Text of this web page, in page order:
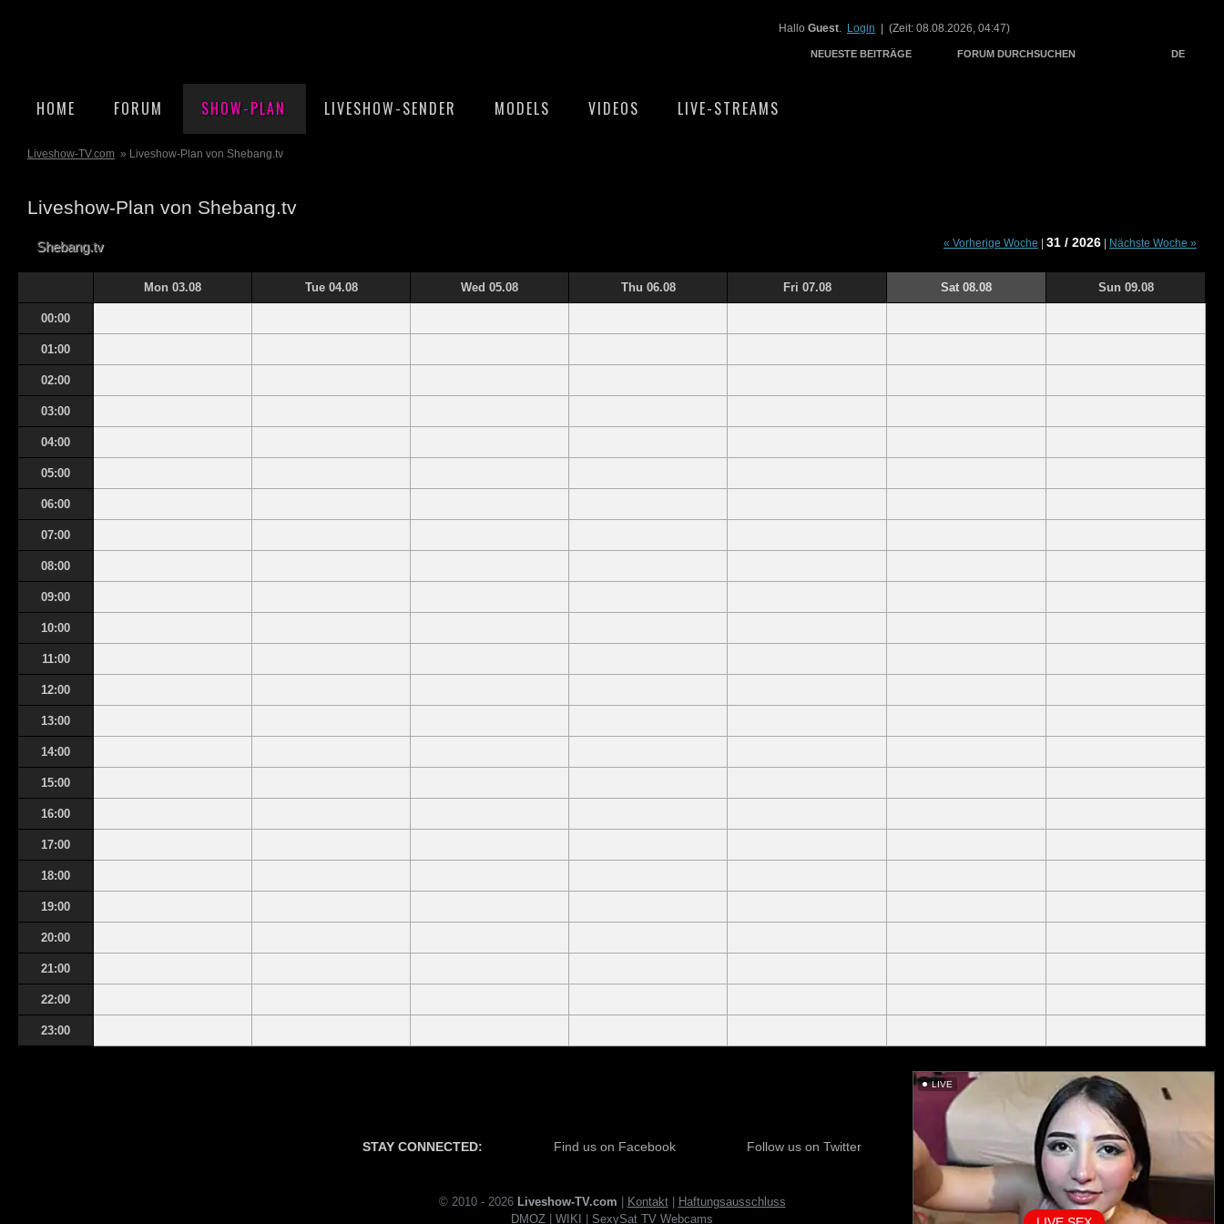
LIVE
Hallo Guest. Login | (Zeit: 08.08.2026, 04:47)
NEUESTE BEITRÄGE FORUM DURCHSUCHEN DE
HOME FORUM SHOW-PLAN LIVESHOW-SENDER MODELS VIDEOS LIVE-STREAMS
Liveshow-TV.com » Liveshow-Plan von Shebang.tv
Liveshow-Plan von Shebang.tv
« Vorherige Woche | 31 / 2026 | Nächste Woche »
Shebang.tv
Mon 03.08 Tue 04.08 Wed 05.08 Thu 06.08 Fri 07.08 Sat 08.08 Sun 09.08
00:00
01:00
02:00
03:00
04:00
05:00
06:00
07:00
08:00
09:00
10:00
11:00
12:00
13:00
14:00
15:00
16:00
17:00
18:00
19:00
20:00
21:00
22:00
23:00
STAY CONNECTED: Find us on Facebook Follow us on Twitter
© 2010 - 2026 Liveshow-TV.com Kontakt|
Haftungsausschluss
DMOZ
WI KI SexySat TV Webcams